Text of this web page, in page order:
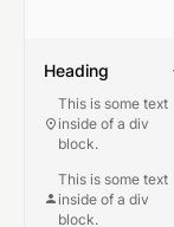
Heading
This is some text
inside of a div
block.
This is some text
inside of a div
block.